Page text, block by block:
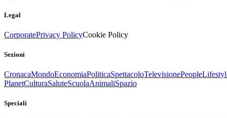
Legal
CorporatePrivacy PolicyCookie Policy
Sezioni
CronacaMondoEconomiaPoliticaSpettacoloTelevisionePeople
PlanetCulturaSaluteScuolaAnimaliSpazio
Speciali